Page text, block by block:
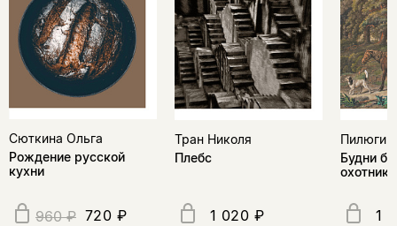
Сюткина Ольга
Рождение русской
кухни
960 ₽ 720 ₽
Тран Николя
Плебс
1 020 ₽
Будни
1